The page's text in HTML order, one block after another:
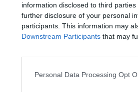
information disclosed to third
further disclosure of your personal
participants. This information may
Downstream Participants that may
Personal Data Processing Opt
aki számára szintén